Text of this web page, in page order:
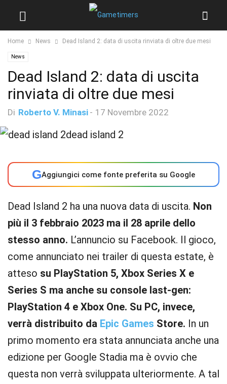
Home News Dead Island 2: data di uscita rinviata di oltre due mesi
News
Dead Island 2: data di uscita
rinviata di oltre due mesi
Di Roberto V. Minasi - 17 Novembre 2022
GAggiungici come fonte preferita su Google
Dead Island 2 ha una nuova data di uscita. Non
più il 3 febbraio 2023 ma il 28 aprile dello
stesso anno. L’annuncio su Facebook. Il gioco,
come annunciato nei trailer di questa estate, è
atteso su PlayStation 5, Xbox Series X e
Series S ma anche su console last-gen:
PlayStation 4 e Xbox One. Su PC, invece,
verrà distribuito da Epic Games Store. In un
primo momento era stata annunciata anche una
edizione per Google Stadia ma è ovvio che
questa non verrà sviluppata ulteriormente. A tal